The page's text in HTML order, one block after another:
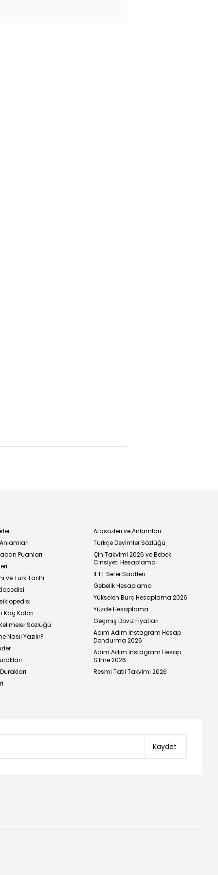
Puanları
ve Türk Tarihi
Kaç Kalori
Sözlüğü
Nasıl Yazılır?
Atasözleri ve Anlamları
Türkçe Deyimler Sözlüğü
Çin Takvimi 2026 ve Bebek
Cinsiyeti Hesaplama
İETT Sefer Saatleri
Gebelik Hesaplama
Yükselen Burç Hesaplama 2026
Yüzde Hesaplama
Geçmiş Döviz Fiyatları
Adım Adım Instagram Hesap
Dondurma 2026
Adım Adım Instagram Hesap
Silme 2026
Resmi Tatil Takvimi 2026
Kaydet